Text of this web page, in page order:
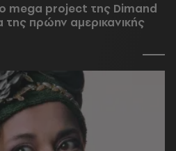
mega project της Dimand
της πρώην αμερικανικής